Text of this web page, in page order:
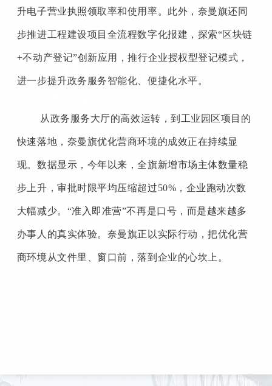
升电子营业执照领取率和使用率。此外，奈曼旗还同
步推进工程建设项目全流程数字化报建，探索“区块链
+不动产登记”创新应用，推行企业授权型登记模式，
进一步提升政务服务智能化、便捷化水平。
从政务服务大厅的高效运转，到工业园区项目的
快速落地，奈曼旗优化营商环境的成效正在持续显
现。数据显示，今年以来，全旗新增市场主体数量稳
步上升，审批时限平均压缩超过50%，企业跑动次数
大幅减少。“准入即准营”不再是口号，而是越来越多
办事人的真实体验。奈曼旗正以实际行动，把优化营
商环境从文件里、窗口前，落到企业的心坎上。